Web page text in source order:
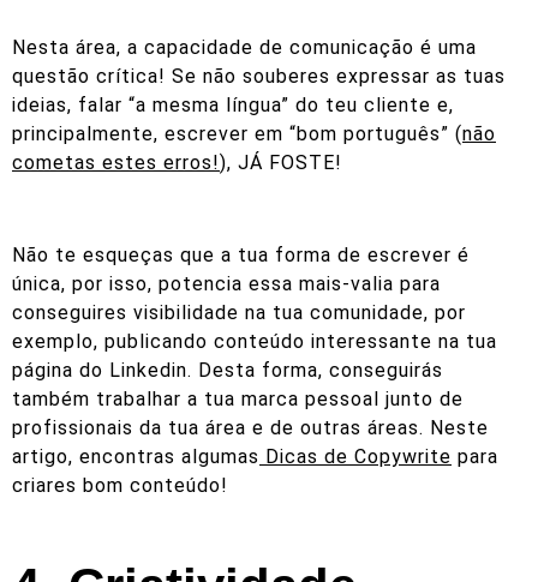
Nesta área, a capacidade de comunicação é uma
questão crítica! Se não souberes expressar as tuas
ideias, falar “a mesma língua” do teu cliente e,
principalmente, escrever em “bom português” (não
cometas estes erros!), JÁ FOSTE!
Não te esqueças que a tua forma de escrever é
única, por isso, potencia essa mais-valia para
conseguires visibilidade na tua comunidade, por
exemplo, publicando conteúdo interessante na tua
página do Linkedin. Desta forma, conseguirás
também trabalhar a tua marca pessoal junto de
profissionais da tua área e de outras áreas. Neste
artigo, encontras algumas Dicas de Copywrite para
criares bom conteúdo!